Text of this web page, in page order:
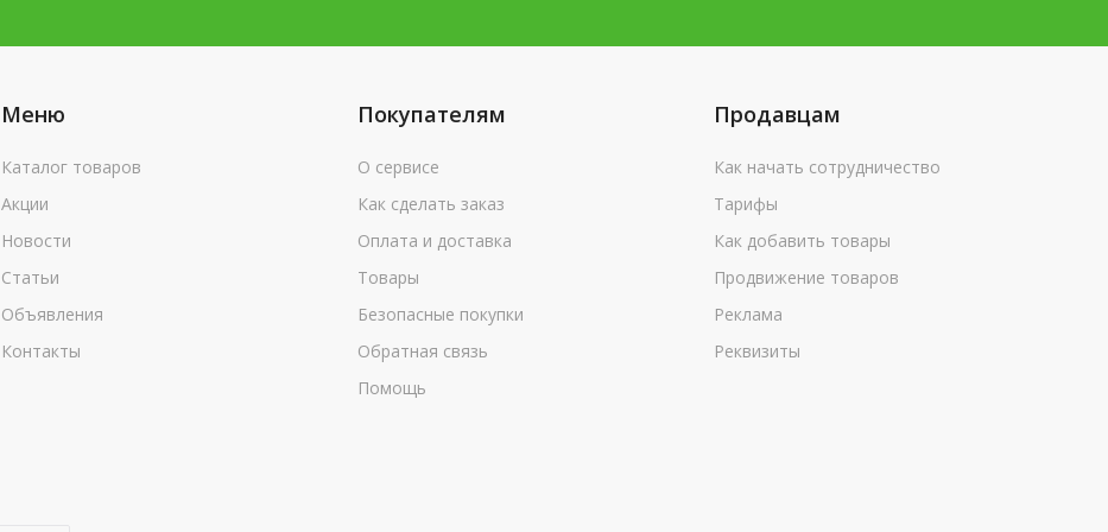
Меню
Каталог товаров
Акции
Новости
Статьи
Объявления
Контакты
Покупателям
О сервисе
Как сделать заказ
Оплата и доставка
Товары
Безопасные покупки
Обратная связь
Помощь
Продавцам
Как начать сотрудничество
Тарифы
Как добавить товары
Продвижение товаров
Реклама
Реквизиты